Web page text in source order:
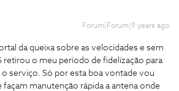
Forum|Forum|9 years ago
da queixa sobre as velocidades e sem
retirou o meu período de fidelização para
serviço. Só por esta boa vontade vou
façam manutenção rápida a antena onde